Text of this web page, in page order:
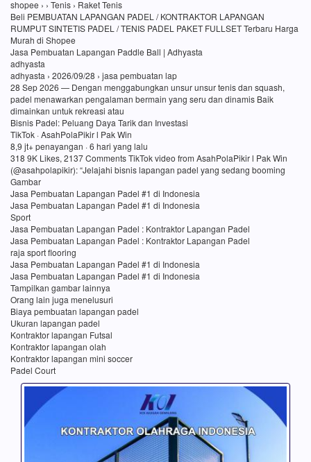
shopee › › Tenis › Raket Tenis
Beli PEMBUATAN LAPANGAN PADEL / KONTRAKTOR LAPANGAN
RUMPUT SINTETIS PADEL / TENIS PADEL PAKET FULLSET Terbaru Harga
Murah di Shopee
Jasa Pembuatan Lapangan Paddle Ball | Adhyasta
adhyasta
adhyasta › 2026/09/28 › jasa pembuatan lap
28 Sep 2026 — Dengan menggabungkan unsur unsur tenis dan squash,
padel menawarkan pengalaman bermain yang seru dan dinamis Baik
dimainkan untuk rekreasi atau
Bisnis Padel: Peluang Daya Tarik dan Investasi
TikTok · AsahPolaPikir l Pak Win
8,9 jt+ penayangan · 6 hari yang lalu
318 9K Likes, 2137 Comments TikTok video from AsahPolaPikir l Pak Win
(@asahpolapikir): “Jelajahi bisnis lapangan padel yang sedang booming
Gambar
Jasa Pembuatan Lapangan Padel #1 di Indonesia
Jasa Pembuatan Lapangan Padel #1 di Indonesia
Sport
Jasa Pembuatan Lapangan Padel : Kontraktor Lapangan Padel
Jasa Pembuatan Lapangan Padel : Kontraktor Lapangan Padel
raja sport flooring
Jasa Pembuatan Lapangan Padel #1 di Indonesia
Jasa Pembuatan Lapangan Padel #1 di Indonesia
Tampilkan gambar lainnya
Orang lain juga menelusuri
Biaya pembuatan lapangan padel
Ukuran lapangan padel
Kontraktor lapangan Futsal
Kontraktor lapangan olah
Kontraktor lapangan mini soccer
Padel Court